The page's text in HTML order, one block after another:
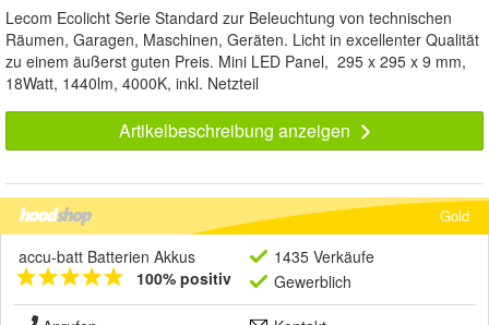
Lecom Ecolicht Serie Standard zur Beleuchtung von technischen
Räumen, Garagen, Maschinen, Geräten. Licht in excellenter Qualität
zu einem äußerst guten Preis. Mini LED Panel, 295 x 295 x 9 mm,
18Watt, 1440lm, 4000K, inkl. Netzteil
Artikelbeschreibung anzeigen
Gold
accu-batt Batterien Akkus
100% positiv
1435 Verkäufe
Gewerblich